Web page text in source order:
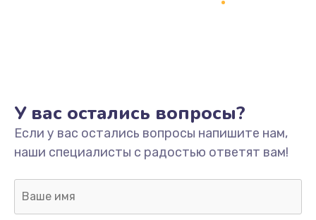
995 руб.
Заказать
Замена шлейфа матрицы
У вас остались вопросы?
Если у вас остались вопросы напишите нам,
наши специалисты с радостью ответят вам!